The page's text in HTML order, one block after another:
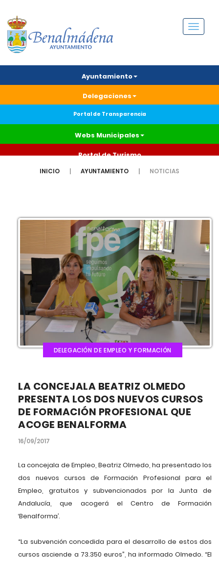
Menú
Ayuntamiento
Delegaciones
Portal de Transparencia
Webs Municipales
Portal de Turismo
INICIO AYUNTAMIENTO NOTICIAS
DELEGACIÓN DE EMPLEO Y FORMACIÓN
LA CONCEJALA BEATRIZ OLMEDO
PRESENTA LOS DOS NUEVOS CURSOS
DE FORMACIÓN PROFESIONAL QUE
ACOGE BENALFORMA
16/09/2017
La concejala de Empleo, Beatriz Olmedo, ha presentado los
dos nuevos cursos de Formación Profesional para el
Empleo, gratuitos y subvencionados por la Junta de
Andalucía, que acogerá el Centro de Formación
‘Benalforma’.
“La subvención concedida para el desarrollo de estos dos
cursos asciende a 73.350 euros”, ha informado Olmedo. “El